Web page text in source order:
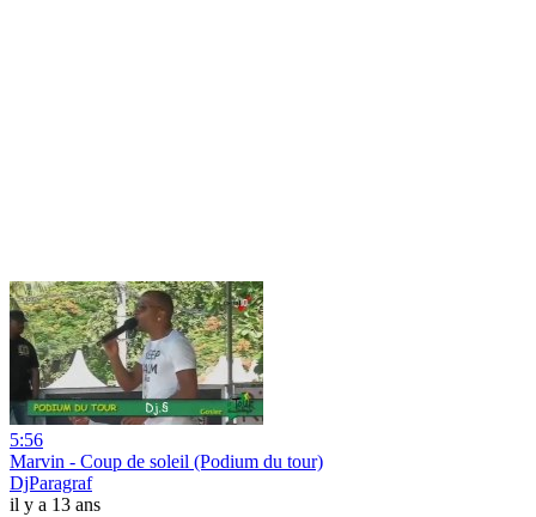
5:56
Marvin - Coup de soleil (Podium du tour)
DjParagraf
il y a 13 ans